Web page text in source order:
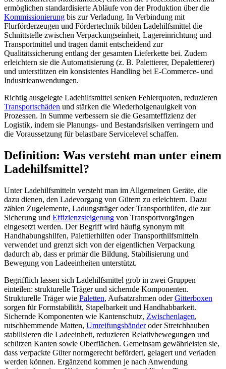
ermöglichen standardisierte Abläufe von der Produktion über die
Kommissionierung bis zur Verladung. In Verbindung mit
Flurförderzeugen und Fördertechnik bilden Ladehilfsmittel die
Schnittstelle zwischen Verpackungseinheit, Lagereinrichtung und
Transportmittel und tragen damit entscheidend zur
Qualitätssicherung entlang der gesamten Lieferkette bei. Zudem
erleichtern sie die Automatisierung (z. B. Palettierer, Depalettierer)
und unterstützen ein konsistentes Handling bei E-Commerce- und
Industrieanwendungen.
Richtig ausgelegte Ladehilfsmittel senken Fehlerquoten, reduzieren
Transportschäden und stärken die Wiederholgenauigkeit von
Prozessen. In Summe verbessern sie die Gesamteffizienz der
Logistik, indem sie Planungs- und Bestandsrisiken verringern und
die Voraussetzung für belastbare Servicelevel schaffen.
Definition: Was versteht man unter einem
Ladehilfsmittel?
Unter Ladehilfsmitteln versteht man im Allgemeinen Geräte, die
dazu dienen, den Ladevorgang von Gütern zu erleichtern. Dazu
zählen Zugelemente, Ladungsträger oder Transporthilfen, die zur
Sicherung und Effizienzsteigerung von Transportvorgängen
eingesetzt werden. Der Begriff wird häufig synonym mit
Handhabungshilfen, Palettierhilfen oder Transporthilfsmitteln
verwendet und grenzt sich von der eigentlichen Verpackung
dadurch ab, dass er primär die Bildung, Stabilisierung und
Bewegung von Ladeeinheiten unterstützt.
Begrifflich lassen sich Ladehilfsmittel grob in zwei Gruppen
einteilen: strukturelle Träger und sichernde Komponenten.
Strukturelle Träger wie Paletten, Aufsatzrahmen oderGitterboxen
sorgen für Formstabilität, Stapelbarkeit und Handhabbarkeit.
Sichernde Komponenten wie Kantenschutz, Zwischenlagen,
rutschhemmende Matten, Umreifungsbänderoder Stretchhauben
stabilisieren die Ladeeinheit, reduzieren Relativbewegungen und
schützen Kanten sowie Oberflächen. Gemeinsam gewährleisten sie,
dass verpackte Güter normgerecht befördert, gelagert und verladen
werden können. Ergänzend kommen je nach Anwendung